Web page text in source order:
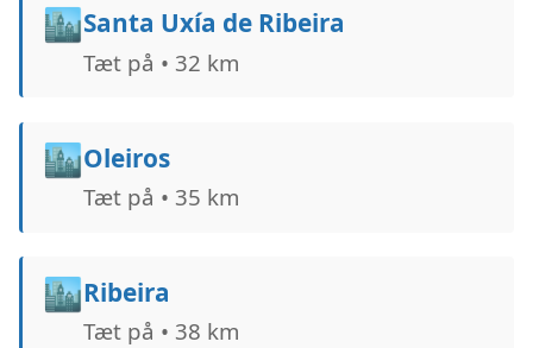
🏙️Santa Uxía de Ribeira
Tæt på • 32 km
🏙️Oleiros
Tæt på • 35 km
🏙️Ribeira
Tæt på • 38 km